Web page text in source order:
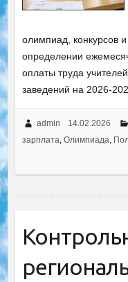
олимпиад, конкурсов
определении
оплаты труда
заведений на 2026-
admin 14.02.2026
зарплата, Олимпиада,